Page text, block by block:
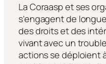
La Coraasp et ses
s’engagent de
des droits et des
vivant avec un
actions se déploient